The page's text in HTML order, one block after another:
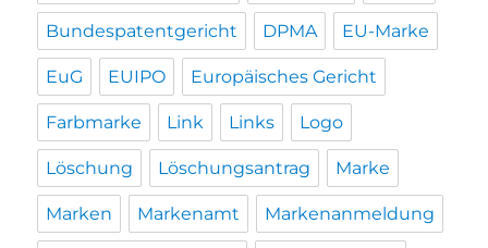
Bundespatentgericht DPMA EU-Marke
EuG EUIPO Europäisches Gericht
Farbmarke Link Links Logo
Löschung Löschungsantrag Marke
Marken Markenamt Markenanmeldung